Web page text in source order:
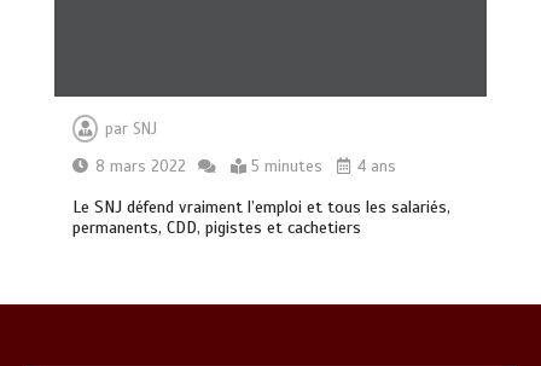
par SNJ
8 mars 2022
5 minutes 4 ans
Le SNJ défend vraiment l’emploi et tous les salariés,
permanents, CDD, pigistes et cachetiers